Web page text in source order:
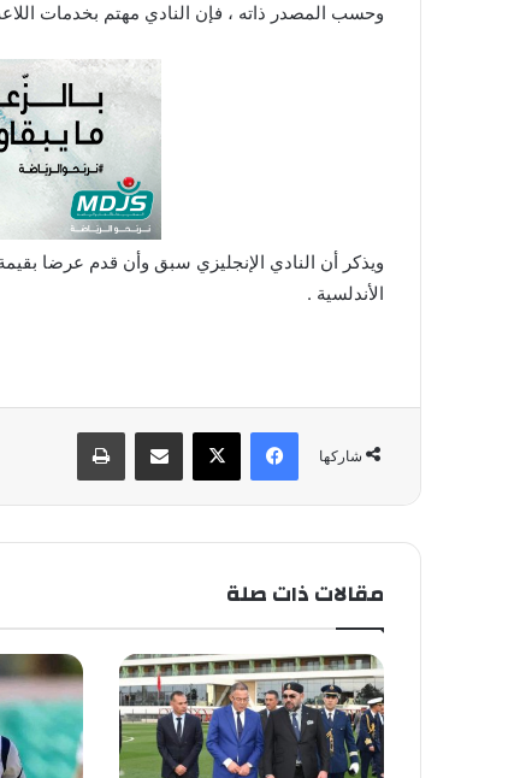
وحسب المصدر ذاته ، فإن النادي مهتم بخدمات
الأندلسية .
شاركها
فيسبوك
مقالات ذات صلة